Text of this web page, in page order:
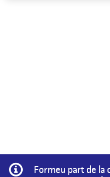
Informació
Formeu part de la